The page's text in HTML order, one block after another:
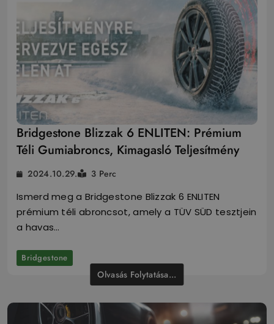
Bridgestone Blizzak 6 ENLITEN: Prémium
Téli Gumiabroncs, Kimagasló Teljesítmény
2024.10.29. 3 Perc
Ismerd meg a Bridgestone Blizzak 6 ENLITEN
prémium téli abroncsot, amely a TÜV SÜD tesztjein
a havas…
Bridgestone
Olvasás Folytatása...